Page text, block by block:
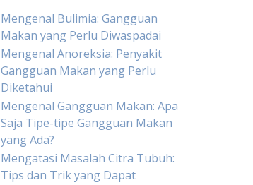
Mengenal Bulimia: Gangguan
Makan yang Perlu Diwaspadai
Mengenal Anoreksia: Penyakit
Gangguan Makan yang Perlu
Diketahui
Mengenal Gangguan Makan: Apa
Saja Tipe-tipe Gangguan Makan
yang Ada?
Mengatasi Masalah Citra Tubuh:
Tips dan Trik yang Dapat